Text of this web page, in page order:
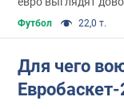
Футбол 22,0 т.
Для чего